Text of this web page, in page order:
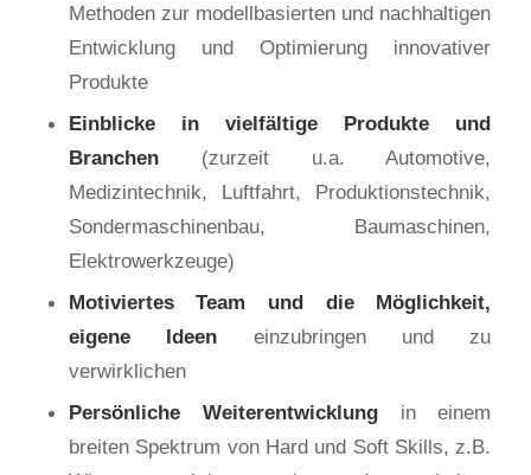
Methoden zur modellbasierten und nachhaltigen
Entwicklung und Optimierung innovativer
Produkte
Einblicke in vielfältige Produkte und
Branchen(zurzeit u.a. Automotive,
Medizintechnik, Luftfahrt, Produktionstechnik,
Sondermaschinenbau, Baumaschinen,
Elektrowerkzeuge)
Motiviertes Team und die Möglichkeit,
eigene Ideen einzubringen und zu
verwirklichen
Persönliche Weiterentwicklungin einem
breiten Spektrum von Hard und Soft Skills, z.B.